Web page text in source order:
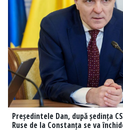
Președintele Dan, după ședința
Ruse de la Constanța se va